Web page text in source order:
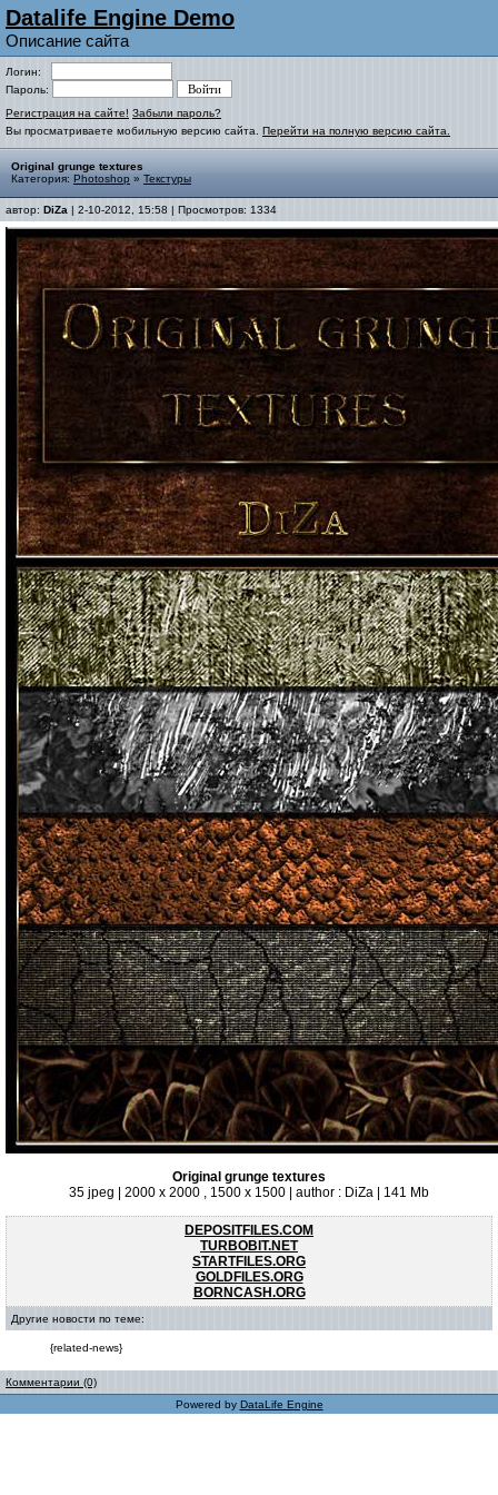
Datalife Engine Demo
Описание сайта
Логин:
Пароль:
Регистрация на сайте! Забыли пароль?
Вы просматриваете мобильную версию сайта. Перейти на полную версию сайта.
Original grunge textures
Категория: Photoshop » Текстуры
автор: DiZa | 2-10-2012, 15:58 | Просмотров: 1334
Original grunge textures
35 jpeg | 2000 x 2000 , 1500 x 1500 | author : DiZa | 141 Mb
DEPOSITFILES.COM
TURBOBIT.NET
STARTFILES.ORG
GOLDFILES.ORG
BORNCASH.ORG
Другие новости по теме:
{related-news}
Комментарии (0)
Powered by DataLife Engine